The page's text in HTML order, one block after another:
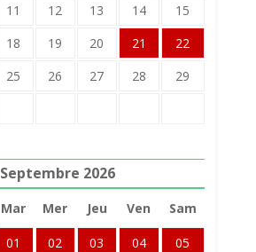
11 12 13 14
15
18 19 20 21
22
25 26 27 28
29
Septembre 2026
Mar Mer Jeu Ven Sam
01 02 03 04
05